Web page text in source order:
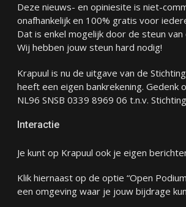
Deze nieuws- en opiniesite is niet-
onafhankelijk en 100% gratis voor
Dat is enkel mogelijk door de steun van
Wij hebben jouw steun hard nodig!
Krapuul is nu de uitgave van de
heeft een eigen bankrekening. Gedenk
NL96 SNSB 0339 8969 06 t.n.v.
Interactie
Je kunt op Krapuul ook je eigen
Klik hiernaast op de optie “Open
een omgeving waar je jouw bijdrage